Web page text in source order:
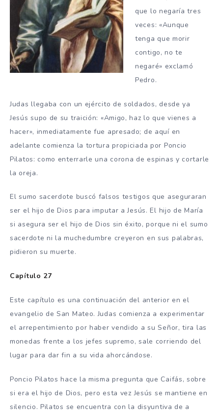
que lo negaría tres
veces: «Aunque
tenga que morir
contigo, no te
negaré» exclamó
Pedro.
Judas llegaba con un ejército de soldados, desde ya
Jesús supo de su traición: «Amigo, haz lo que vienes a
hacer», inmediatamente fue apresado; de aquí en
adelante comienza la tortura propiciada por Poncio
Pilatos: como enterrarle una corona de espinas y cortarle
la oreja.
El sumo sacerdote buscó falsos testigos que aseguraran
ser el hijo de Dios para imputar a Jesús. El hijo de María
si asegura ser el hijo de Dios sin éxito, porque ni el sumo
sacerdote ni la muchedumbre creyeron en sus palabras,
pidieron su muerte.
Capítulo 27
Este capítulo es una continuación del anterior en el
evangelio de San Mateo. Judas comienza a experimentar
el arrepentimiento por haber vendido a su Señor, tira las
monedas frente a los jefes supremo, sale corriendo del
lugar para dar fin a su vida ahorcándose.
Poncio Pilatos hace la misma pregunta que Caifás, sobre
si era el hijo de Dios, pero esta vez Jesús se mantiene en
silencio. Pilatos se encuentra con la disyuntiva de a